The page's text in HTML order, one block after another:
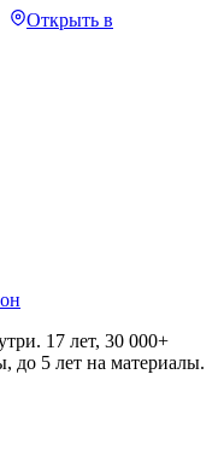
Открыть в
17 лет, 30 000+
до 5 лет на материалы.